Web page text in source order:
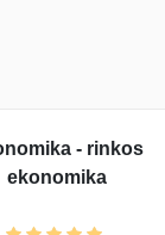
- rinkos
ekonomika